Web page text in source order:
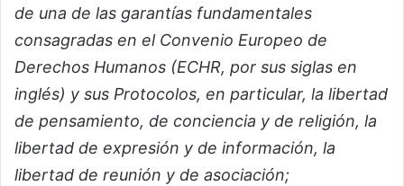
de una de las garantías fundamentales
consagradas en el Convenio Europeo de
Derechos Humanos (ECHR, por sus siglas en
inglés) y sus Protocolos, en particular, la libertad
de pensamiento, de conciencia y de religión, la
libertad de expresión y de información, la
libertad de reunión y de asociación;